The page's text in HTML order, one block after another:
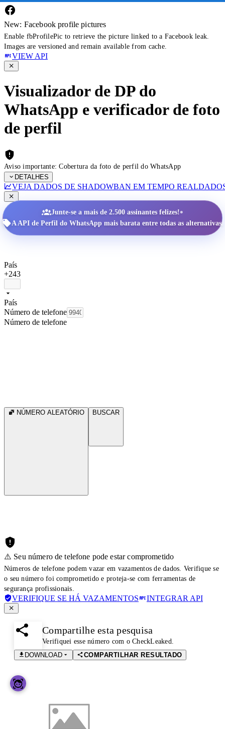
New: Facebook profile pictures
Enable fbProfilePic to retrieve the picture linked to a Facebook leak.
Images are versioned and remain available from cache.
VIEW API
Visualizador de DP do
WhatsApp e verificador de foto
de perfil
Aviso importante: Cobertura da foto de perfil do WhatsApp
DETALHES
VEJA DADOS DE SHADOWBAN EM TEMPO REAL
Junte-se a mais de 2.500 assinantes felizes!•
A API de Perfil do WhatsApp mais barata entre todas as alternativas.
País
+243
País
Número de telefone
Número de telefone
NÚMERO ALEATÓRIO BUSCAR
⚠️ Seu número de telefone pode estar comprometido
Números de telefone podem vazar em vazamentos de dados. Verifique se
o seu número foi comprometido e proteja-se com ferramentas de
segurança profissionais.
VERIFIQUE SE HÁ VAZAMENTOS INTEGRAR API
Compartilhe esta pesquisa
Verifiquei esse número com o CheckLeaked.
DOWNLOAD
COMPARTILHAR RESULTADO